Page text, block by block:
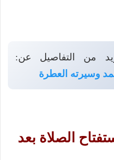
من التفاصيل عن:
وسيرته العطرة
الصلاة بعد